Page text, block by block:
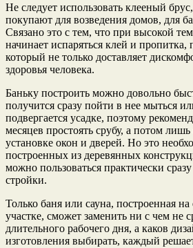
Не следует использовать клееный
покупают для возведения домов, для
Связано это с тем, что при высокой
начинает испаряться клей и пропитка,
который не только доставляет
здоровья человека.
Баньку построить можно довольно
получится сразу пойти в нее мыться
подвергается усадке, поэтому
месяцев простоять срубу, а потом
установке окон и дверей. Но это
построенных из деревянных
можно пользоваться практически
стройки.
Только баня или сауна, построенная
участке, сможет заменить ни с чем не
длительного рабочего дня, а каков
изготовления выбирать, каждый